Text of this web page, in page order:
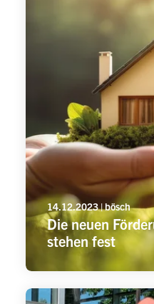
14.12.2023 | bösch
Die neuen
stehen fest